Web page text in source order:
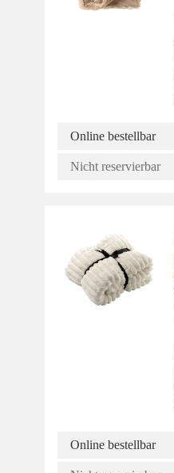
Online bestellbar
Nicht reservierbar
Online bestellbar